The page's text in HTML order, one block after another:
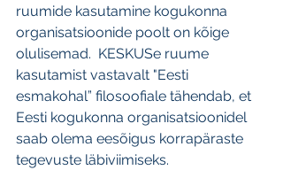
ruumide kasutamine kogukonna
organisatsioonide poolt on kõige
olulisemad.  KESKUSe ruume
kasutamist vastavalt "Eesti
esmakohal” filosoofiale tähendab, et
Eesti kogukonna organisatsioonidel
saab olema eesõigus korrapäraste
tegevuste läbiviimiseks.